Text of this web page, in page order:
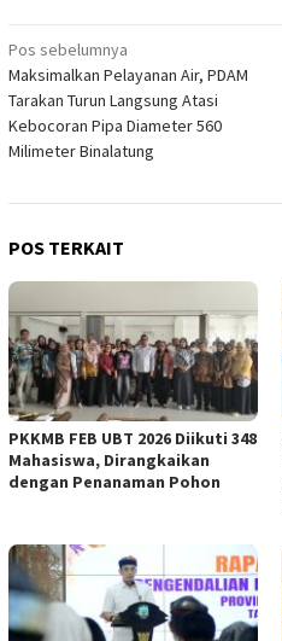
Navigasi
pos
Pos sebelumnya
Maksimalkan Pelayanan Air, PDAM
Tarakan Turun Langsung Atasi
Kebocoran Pipa Diameter 560
Milimeter Binalatung
POS TERKAIT
PKKMB FEB UBT 2026 Diikuti 348
Mahasiswa, Dirangkaikan
dengan Penanaman Pohon